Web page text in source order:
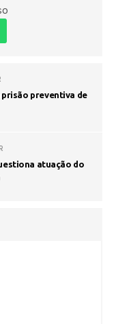
prisão preventiva de
atuação do